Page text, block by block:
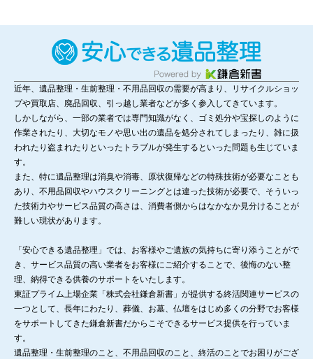
近年、遺品整理・生前整理・不用品回収の需要が高まり、リサイクルショッ
プや買取店、廃品回収、引っ越し業者などが多く参入してきています。
しかしながら、一部の業者では専門知識がなく、ゴミ処分や宝探しのように
作業されたり、大切なモノや思い出の遺品を処分されてしまったり、雑に扱
われたり盗まれたりといったトラブルが発生するといった問題も生じていま
す。
また、特に遺品整理は消臭や消毒、原状復帰などの特殊技術が必要なことも
あり、不用品回収やハウスクリーニングとは違った技術が必要で、そういっ
た技術力やサービス品質の高さは、消費者側からはなかなか見分けることが
難しい現状があります。
「安心できる遺品整理」では、お客様やご遺族の気持ちに寄り添うことがで
き、サービス品質の高い業者をお客様にご紹介することで、後悔のない整
理、納得できる供養のサポートをいたします。
東証プライム上場企業「株式会社鎌倉新書」が提供する終活関連サービスの
一つとして、長年にわたり、葬儀、お墓、仏壇をはじめ多くの分野でお客様
をサポートしてきた鎌倉新書だからこそできるサービス提供を行っていま
す。
遺品整理・生前整理のこと、不用品回収のこと、終活のことでお困りがござ